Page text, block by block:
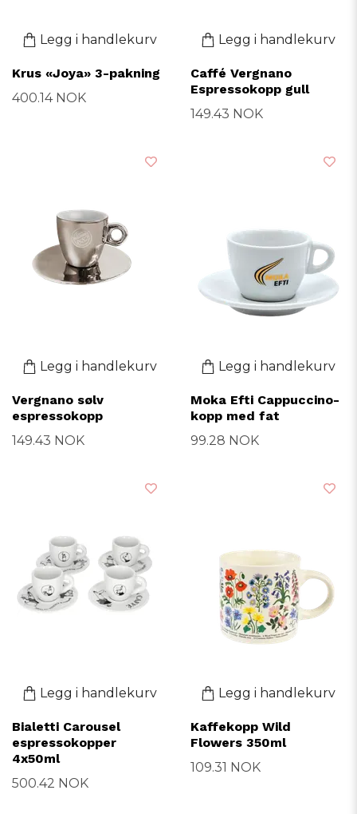
Legg i handlekurv
Krus «Joya» 3-pakning
400.14 NOK
Legg i handlekurv
Caffé Vergnano
Espressokopp gull
149.43 NOK
Legg i handlekurv
Vergnano sølv
espressokopp
149.43 NOK
Legg i handlekurv
Moka Efti Cappuccino-
kopp med fat
99.28 NOK
Legg i handlekurv
Bialetti Carousel
espressokopper
4x50ml
500.42 NOK
Legg i handlekurv
Kaffekopp Wild
Flowers 350ml
109.31 NOK